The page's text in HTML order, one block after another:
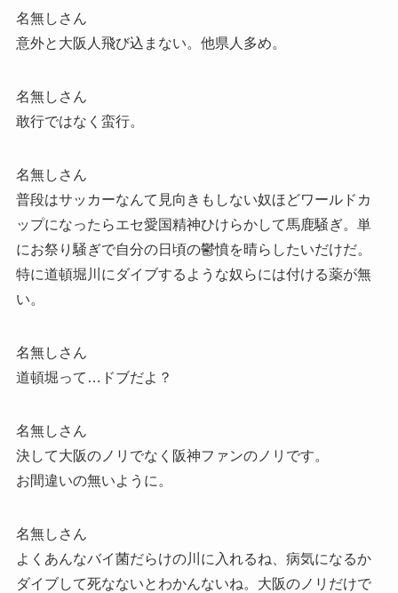
名無しさん
意外と大阪人飛び込まない。他県人多め。
名無しさん
敢行ではなく蛮行。
名無しさん
普段はサッカーなんて見向きもしない奴ほどワールドカ
ップになったらエセ愛国精神ひけらかして馬鹿騒ぎ。単
にお祭り騒ぎで自分の日頃の鬱憤を晴らしたいだけだ。
特に道頓堀川にダイブするような奴らには付ける薬が無
い。
名無しさん
道頓堀って…ドブだよ？
名無しさん
決して大阪のノリでなく阪神ファンのノリです。
お間違いの無いように。
名無しさん
よくあんなバイ菌だらけの川に入れるね、病気になるか
ダイブして死なないとわかんないね。大阪のノリだけで